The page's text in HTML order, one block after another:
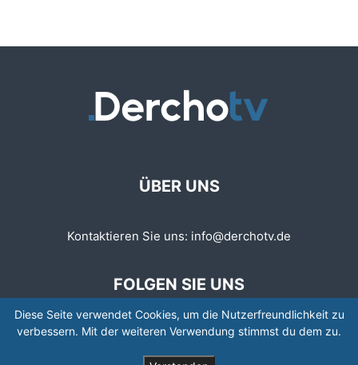
ÜBER UNS
Kontaktieren Sie uns: info@derchotv.de
FOLGEN SIE UNS
Diese Seite verwendet Cookies, um die Nutzerfreundlichkeit zu
verbessern. Mit der weiteren Verwendung stimmst du dem zu.